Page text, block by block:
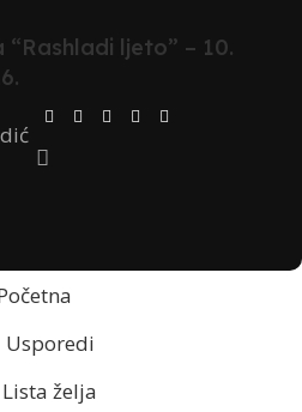
ljeto” – 10.
Usporedi
Lista želja